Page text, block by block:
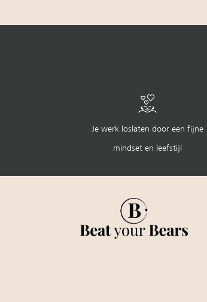
Je werk loslaten door een fijne
mindset en leefstijl